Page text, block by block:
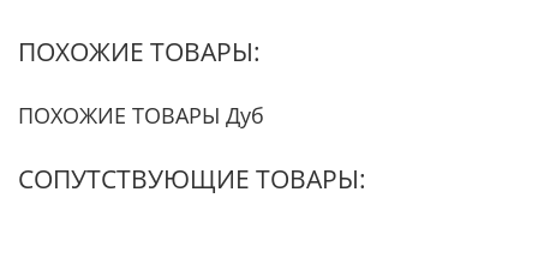
ПОХОЖИЕ ТОВАРЫ:
ПОХОЖИЕ ТОВАРЫ Дуб
СОПУТСТВУЮЩИЕ ТОВАРЫ: